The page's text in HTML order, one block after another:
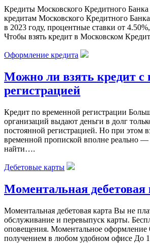
Кредиты Московского Кредитного
кредитам Московского Кредитного
в 2023 году, процентные ставки от
Чтобы взять кредит в Московском
Оформление кредита
Можно ли взять кредит с
регистрацией
Кредит по временной регистрации
организаций выдают деньги в долг
постоянной регистрацией. Но при этом
временной пропиской вполне реально
найти….
Дебетовые карты
Моментальная дебетовая
Моментальная дебетовая карта Вы не
обслуживание и перевыпуск карты.
оповещения. Моментальное оформление
получением в любом удобном офисе До